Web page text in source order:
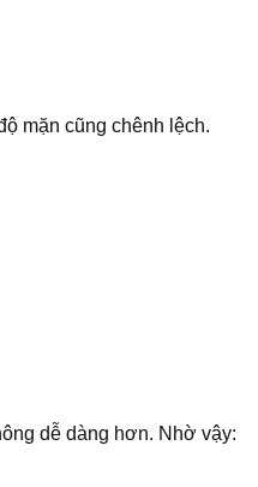
mặn cũng chênh lệch.
dễ dàng hơn. Nhờ vậy: